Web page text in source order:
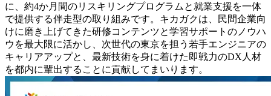
に、約4か月間のリスキリングプログラムと就業支援を一体
で提供する伴走型の取り組みです。キカガクは、民間企業向
けに磨き上げてきた研修コンテンツと学習サポートのノウハ
ウを最大限に活かし、次世代の東京を担う若手エンジニアの
キャリアアップと、最新技術を身に着けた即戦力のDX人材
を都内に輩出することに貢献してまいります。